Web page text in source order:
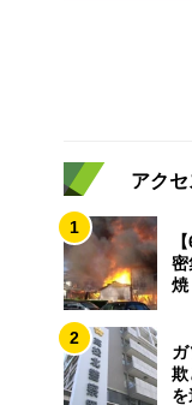
アク
1
焼
2
欺